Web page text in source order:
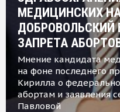
МЕДИЦИНСКИХ
ДОБРОВОЛЬСКИЙ
ЗАПРЕТА
Мнение кандидата
на фоне последнего
Кирилла о
абортам и заявления
Павловой